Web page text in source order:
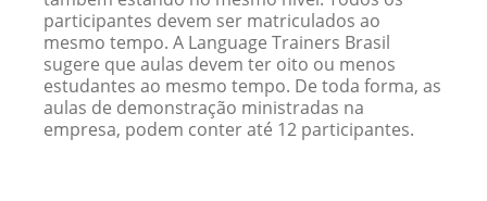
participantes devem ser matriculados ao
mesmo tempo. A Language Trainers Brasil
sugere que aulas devem ter oito ou menos
estudantes ao mesmo tempo. De toda forma, as
aulas de demonstração ministradas na
empresa, podem conter até 12 participantes.